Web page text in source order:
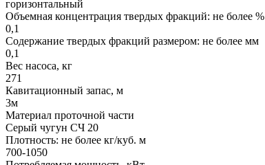
горизонтальный
Объемная концентрация твердых фракций: не более %
0,1
Содержание твердых фракций размером: не более мм
0,1
Вес насоса, кг
271
Кавитационный запас, м
3м
Материал проточной части
Серый чугун СЧ 20
Плотность: не более кг/куб. м
700-1050